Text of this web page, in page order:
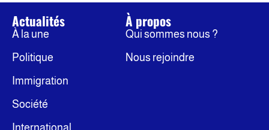
Actualités
À la une
Politique
Immigration
Société
À propos
Qui sommes nous ?
Nous rejoindre